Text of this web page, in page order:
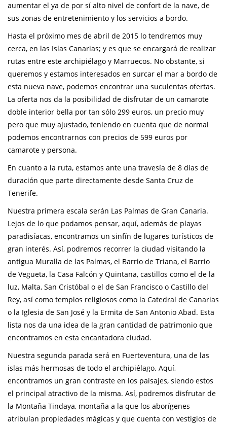
aumentar el ya de por sí alto nivel de confort de la nave, de
sus zonas de entretenimiento y los servicios a bordo.
Hasta el próximo mes de abril de 2015 lo tendremos muy
cerca, en las Islas Canarias; y es que se encargará de realizar
rutas entre este archipiélago y Marruecos. No obstante, si
queremos y estamos interesados en surcar el mar a bordo de
esta nueva nave, podemos encontrar una suculentas ofertas.
La oferta nos da la posibilidad de disfrutar de un camarote
doble interior bella por tan sólo 299 euros, un precio muy
pero que muy ajustado, teniendo en cuenta que de normal
podemos encontrarnos con precios de 599 euros por
camarote y persona.
En cuanto a la ruta, estamos ante una travesía de 8 días de
duración que parte directamente desde Santa Cruz de
Tenerife.
Nuestra primera escala serán Las Palmas de Gran Canaria.
Lejos de lo que podamos pensar, aquí, además de playas
paradisíacas, encontramos un sinfín de lugares turísticos de
gran interés. Así, podremos recorrer la ciudad visitando la
antigua Muralla de las Palmas, el Barrio de Triana, el Barrio
de Vegueta, la Casa Falcón y Quintana, castillos como el de la
luz, Malta, San Cristóbal o el de San Francisco o Castillo del
Rey, así como templos religiosos como la Catedral de Canarias
o la Iglesia de San José y la Ermita de San Antonio Abad. Esta
lista nos da una idea de la gran cantidad de patrimonio que
encontramos en esta encantadora ciudad.
Nuestra segunda parada será en Fuerteventura, una de las
islas más hermosas de todo el archipiélago. Aquí,
encontramos un gran contraste en los paisajes, siendo estos
el principal atractivo de la misma. Así, podremos disfrutar de
la Montaña Tindaya, montaña a la que los aborígenes
atribuían propiedades mágicas y que cuenta con vestigios de